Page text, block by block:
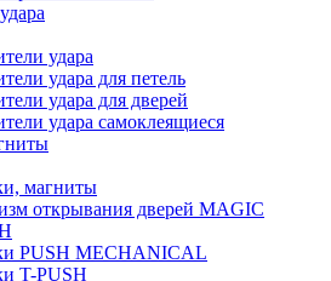
удара
удара для петель
удара для дверей
удара самоклеящиеся
магниты
открывания дверей MAGIC
PUSH MECHANICAL
T-PUSH